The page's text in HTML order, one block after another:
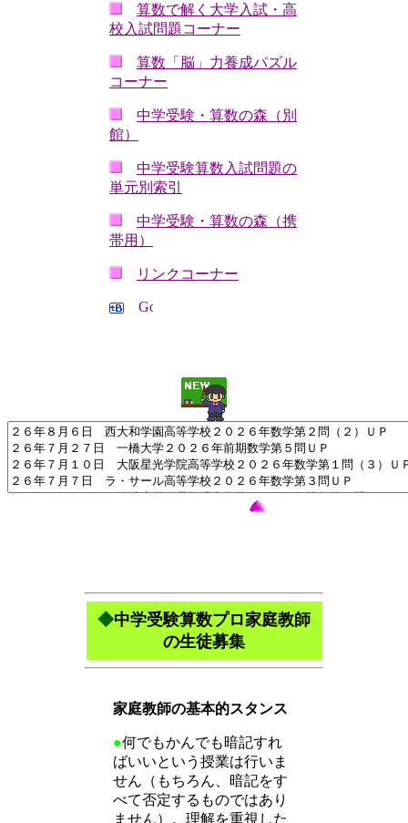
算数で解く大学入試・高
校入試問題コーナー
算数「脳」力養成パズル
コーナー
中学受験・算数の森（別
館）
中学受験算数入試問題の
単元別索引
中学受験・算数の森（携
帯用）
リンクコーナー
◆中学受験算数プロ家庭教師
の生徒募集
家庭教師の基本的スタンス
●何でもかんでも暗記すれ
ばいいという授業は行いま
せん（もちろん、暗記をす
べて否定するものではあり
ません）。理解を重視した